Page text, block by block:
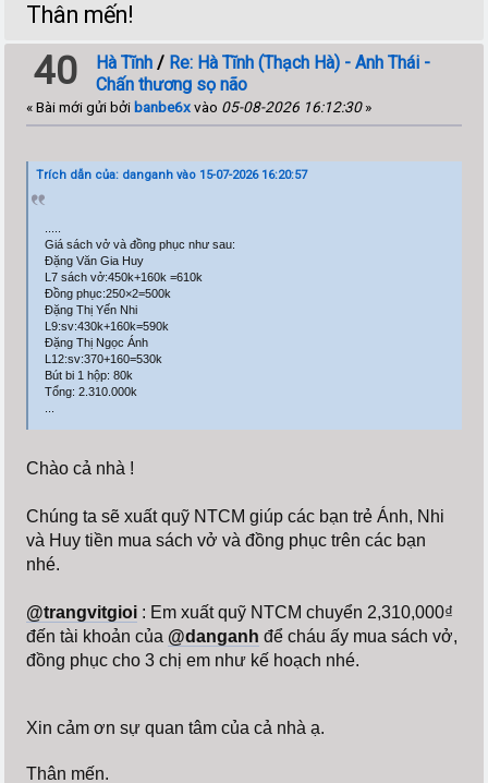
Thân mến!
40 Hà Tĩnh / Re: Hà Tĩnh (Thạch Hà) - Anh Thái -
Chấn thương sọ não
« Bài mới gửi bởi banbe6x vào 05-08-2026 16:12:30»
Trích dẫn của: danganh vào 15-07-2026 16:20:57
Giá sách vở và đồng phục như sau:
Đặng Văn Gia Huy
L7 sách vở:450k+160k =610k
Đồng phục:250×2=500k
Đặng Thị Yến Nhi
L9:sv:430k+160k=590k
Đặng Thị Ngọc Ánh
L12:sv:370+160=530k
Bút bi 1 hộp: 80k
Tổng: 2.310.000k
Chào cả nhà !
Chúng ta sẽ xuất quỹ NTCM giúp các bạn trẻ Ánh, Nhi
và Huy tiền mua sách vở và đồng phục trên các bạn
nhé.
@trangvitgioi: Em xuất quỹ NTCM chuyển 2,310,000₫
đến tài khoản của @danganh để cháu ấy mua sách vở,
đồng phục cho 3 chị em như kế hoạch nhé.
Xin cảm ơn sự quan tâm của cả nhà ạ.
Thân mến.